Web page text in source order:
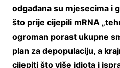
odgađana su mjesecima i
što prije cijepili mRNA
ogroman porast ukupne
plan za depopulaciju, a
cijepiti što više idiota i